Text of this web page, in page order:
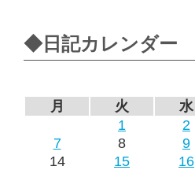
◆日記カレンダー
月
火 水
1
2
7
8 9
14
15 16